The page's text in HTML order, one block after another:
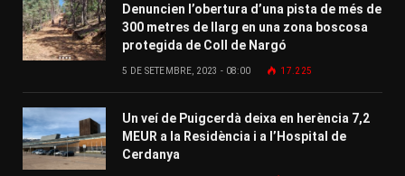
Denuncien l’obertura d’una pista de més de
300 metres de llarg en una zona boscosa
protegida de Coll de Nargó
5 DE SETEMBRE, 2023 - 08:00 17.225
Un veí de Puigcerdà deixa en herència 7,2
MEUR a la Residència i a l’Hospital de
Cerdanya